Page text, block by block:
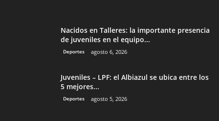
Nacidos en Talleres: la importante presencia
de juveniles en el equipo...
Deportes agosto 6, 2026
Juveniles – LPF: el Albiazul se ubica entre los
5 mejores...
Deportes agosto 5, 2026